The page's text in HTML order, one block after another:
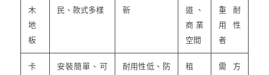
木
地
板
民、款式多樣
新
道、
商業
空間
重耐
用性
者
卡
安裝簡單、可
耐用性低、防
租
需方